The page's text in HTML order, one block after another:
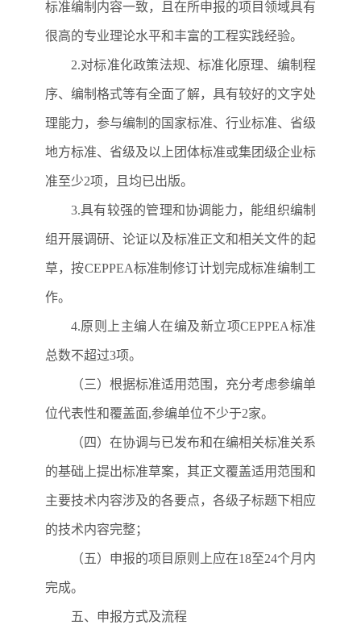
标准编制内容一致，且在所申报的项目领域具有
很高的专业理论水平和丰富的工程实践经验。
2.对标准化政策法规、标准化原理、编制程
序、编制格式等有全面了解，具有较好的文字处
理能力，参与编制的国家标准、行业标准、省级
地方标准、省级及以上团体标准或集团级企业标
准至少2项，且均已出版。
3.具有较强的管理和协调能力，能组织编制
组开展调研、论证以及标准正文和相关文件的起
草，按CEPPEA标准制修订计划完成标准编制工
作。
4.原则上主编人在编及新立项CEPPEA标准
总数不超过3项。
（三）根据标准适用范围，充分考虑参编单
位代表性和覆盖面,参编单位不少于2家。
（四）在协调与已发布和在编相关标准关系
的基础上提出标准草案，其正文覆盖适用范围和
主要技术内容涉及的各要点，各级子标题下相应
的技术内容完整；
（五）申报的项目原则上应在18至24个月内
完成。
五、申报方式及流程